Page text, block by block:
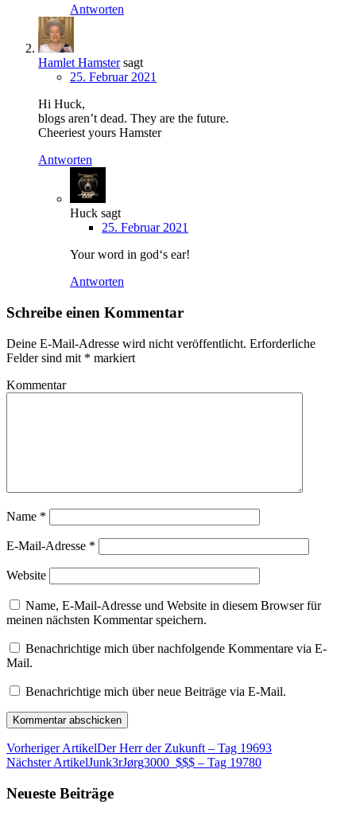
Antworten
Hamlet Hamster sagt
25. Februar 2021
Hi Huck,
blogs aren’t dead. They are the future.
Cheeriest yours Hamster
Antworten
Huck sagt
25. Februar 2021
Your word in god‘s ear!
Antworten
Schreibe einen Kommentar
Deine E-Mail-Adresse wird nicht veröffentlicht. Erforderliche
Felder sind mit * markiert
Kommentar
Name *
E-Mail-Adresse *
Website
Name, E-Mail-Adresse und Website in diesem Browser für
meinen nächsten Kommentar speichern.
Benachrichtige mich über nachfolgende Kommentare via E-
Mail.
Benachrichtige mich über neue Beiträge via E-Mail.
Vorheriger ArtikelDer Herr der Zukunft – Tag 19693
Nächster ArtikelJunk3rJørg3000_$$$ – Tag 19780
Neueste Beiträge